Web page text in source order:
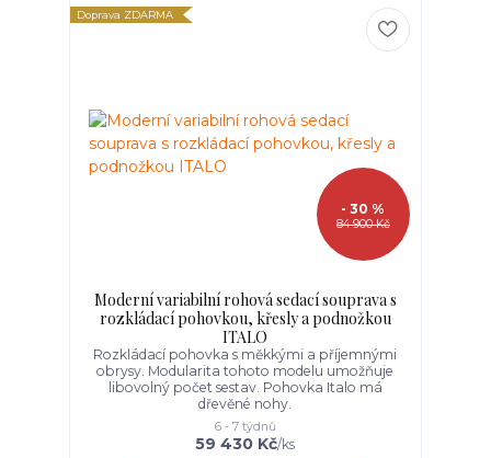
Doprava ZDARMA
84 900 Kč
- 30 %
Moderní variabilní rohová sedací souprava s
rozkládací pohovkou, křesly a podnožkou
ITALO
Rozkládací pohovka s měkkými a příjemnými
obrysy. Modularita tohoto modelu umožňuje
libovolný počet sestav. Pohovka Italo má
dřevěné nohy.
59 430 Kč/ks
6 - 7 týdnů